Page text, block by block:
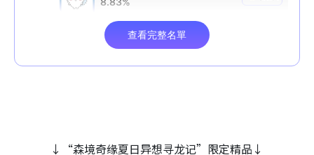
↓“森境奇缘夏日异想寻龙记”限定精品↓